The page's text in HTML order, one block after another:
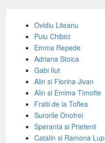
Ovidiu Liteanu
Puiu Chibici
Emma Repede
Adriana Stoica
Gabi Ilut
Alin si Florina Jivan
Alin si Emima Timofte
Fratii de la Toflea
Surorile Onofrei
Speranta si Prietenii
Catalin si Ramona Lup